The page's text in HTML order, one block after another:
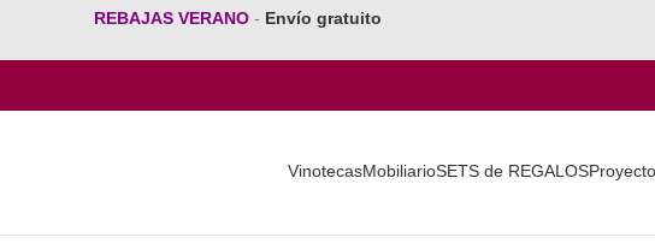
REBAJAS VERANO - Envío gratuito
VinotecasMobiliarioSETS de REGALOS